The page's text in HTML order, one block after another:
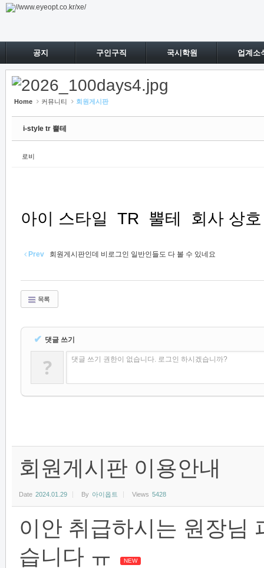
공지 구인구직 국시학원 업계소
Home 커뮤니티 회원게시판
i-style tr 뿔테
로비
아이 스타일 TR 뿔테 회사 상호
Prev 회원게시판인데 비로그인 일반인들도 다 볼 수 있네요
목록
✔ 댓글 쓰기
? 댓글 쓰기 권한이 없습니다. 로그인 하시겠습니까?
회원게시판 이용안내
Date 2024.01.29 By 아이옵트 Views 5428
이안 취급하시는 원장님
습니다 ㅠ
NEW